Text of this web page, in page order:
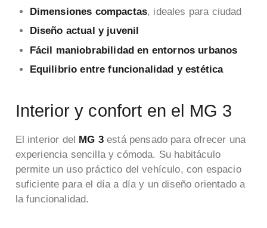
Dimensiones compactas, ideales para ciudad
Diseño actual y juvenil
Fácil maniobrabilidad en entornos urbanos
Equilibrio entre funcionalidad y estética
Interior y confort en el MG 3
El interior del MG 3está pensado para ofrecer una
experiencia sencilla y cómoda. Su habitáculo
permite un uso práctico del vehículo, con espacio
suficiente para el día a día y un diseño orientado a
la funcionalidad.